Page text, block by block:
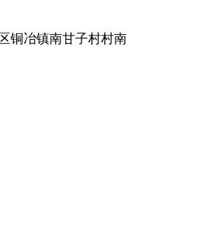
铜冶镇南甘子村村南